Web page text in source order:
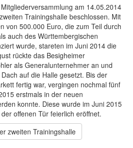
am 14.05.2014
Trainingshalle beschlossen. Mit
von 500.000 Euro, die zum Teil durch
auch des Württembergischen
wurde, stareten im Juni 2014 die
rückte das Besigheimer
als Generalunternehmer an und
auf die Halle gesetzt. Bis der
fertig war, vergingen nochmal fünf
erstmals in der neuen
konnte. Diese wurde im Juni 2015
offenen Tür feierlich eröffnet.
zweiten Trainingshalle